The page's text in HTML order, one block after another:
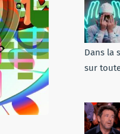
Dans la
sur